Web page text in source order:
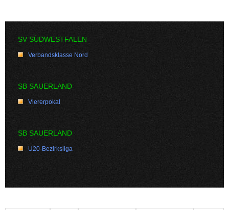
SV SÜDWESTFALEN
Verbandsklasse Nord
SB SAUERLAND
Viererpokal
SB SAUERLAND
U20-Bezirksliga